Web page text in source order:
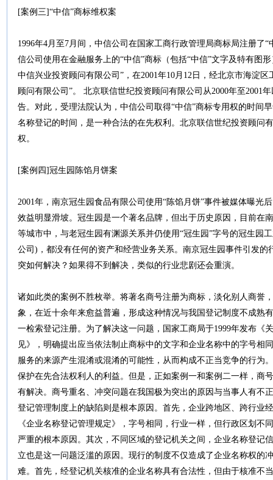
[案例三]“中信”商标维权案
1996年4月至7月间，中信公司在国家工商行政管理局商标局注册了
信公司使用在金融服务上的“中信”商标（包括“中信”文字及特有图
中信兴业投资顾问有限公司”，在2001年10月12日，经北京市海淀
顾问有限公司”。 北京联信世纪投资顾问有限公司从2000年至2001
告。对此，受理法院认为，中信公司取得“中信”商标专用权的时间
名称登记的时间，是一种合法的在先权利。北京联信世纪投资顾问
权。
[案例四]冠生园陈馅月饼案
2001年，南京冠生园食品有限公司使用“陈馅月饼”事件被媒体曝光
效益明显滑坡。冠生园是一个著名品牌，但出于历史原因，目前在
等城市中，与老冠生园有渊源关系并仍使用“冠生园”字号的冠生园
公司)，都没有任何的资产和经营业务关系。南京冠生园事件引发
突如何解决？如果得不到解决，类似的行业悲剧还会重演。
诸如此类的案例不胜枚举。将著名商号注册为商标，淡化别人商誉
象，在近十余年来愈益普遍，形成这种情况与我国登记制度不成熟
一检索登记注册。为了解决这一问题，国家工商局于1999年发布《
见》，明确提出应当依法制止商标中的文字和企业名称中的字号相
服务的来源产生混淆或混淆的可能性，从而构成不正当竞争的行为
保护在先合法权利人的利益。但是，正如案例一和案例二一样，商
有解决。商号重名、冲突问题在我国极为突出的原因与当事人有不
登记管理制度上的缺陷则是根本原因。首先，企业跨地区、跨行业
《企业名称登记管理规定》，字号相同，行业一样，但行政区划不
严重的根本原因。其次，不同区域的登记机关之间，企业名称登记
立也是这一问题泛滥的原因。现行的制度不仅造成了企业名称权的
难。首先，经登记机关核准的企业名称具有合法性，但由于核准不